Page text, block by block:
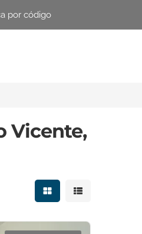
Vicente,
Mostrar resultados
Mostrar